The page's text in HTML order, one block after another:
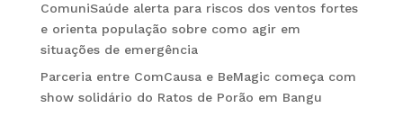
ComuniSaúde alerta para riscos dos ventos fortes
e orienta população sobre como agir em
situações de emergência
Parceria entre ComCausa e BeMagic começa com
show solidário do Ratos de Porão em Bangu